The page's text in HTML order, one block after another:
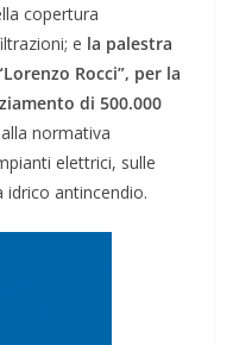
copertura
e la palestra
Rocci”, per la
di 500.000
normativa
elettrici, sulle
idrico antincendio.